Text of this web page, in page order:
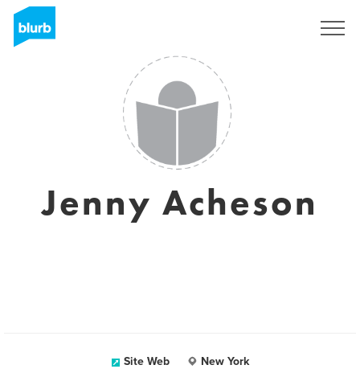
Jenny Acheson
Site Web New York